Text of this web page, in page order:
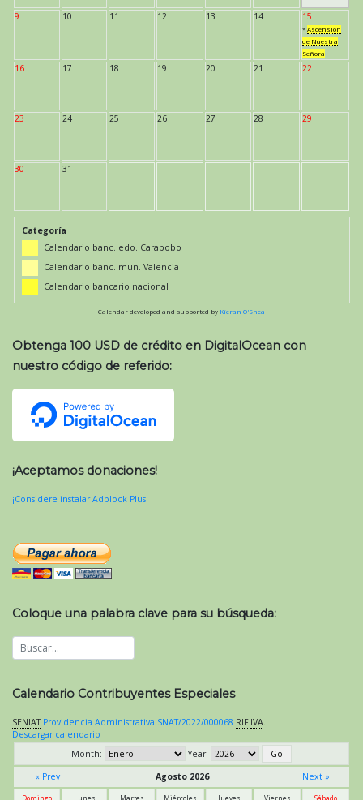
9 10 11 12 13 14 15
* Ascensión
de Nuestra
Señora
16 17 18 19 20 21 22
23 24 25 26 27 28 29
30 31
Categoría
Calendario banc. edo. Carabobo
Calendario banc. mun. Valencia
Calendario bancario nacional
Calendar developed and supported by Kieran O'Shea
Obtenga 100 USD de crédito en DigitalOcean con
nuestro código de referido:
¡Aceptamos donaciones!
¡Considere instalar Adblock Plus!
Coloque una palabra clave para su búsqueda:
Calendario Contribuyentes Especiales
SENIAT Providencia Administrativa SNAT/2022/000068 RIF IVA.
Descargar calendario
Month:
Year:
« Prev
Agosto 2026 Next »
Domingo Lunes Martes Miércoles Jueves Viernes Sábado